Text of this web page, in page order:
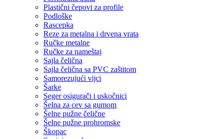
Plastični čepovi za profile
Podloške
Rascepka
Reze za metalna i drvena vrata
Ručke metalne
Ručke za nameštaj
Sajla čelična
Sajla čelična sa PVC zaštitom
Samorezujući vijci
Šarke
Seger osigurači i uskočnici
Šelna za cev sa gumom
Šelne pužne čelične
Šelne pužne prohromske
Škopac